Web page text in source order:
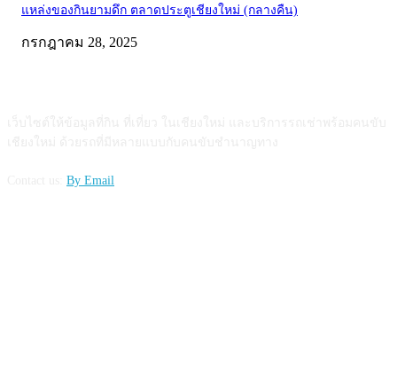
แหล่งของกินยามดึก ตลาดประตูเชียงใหม่ (กลางคืน)
กรกฎาคม 28, 2025
By Email